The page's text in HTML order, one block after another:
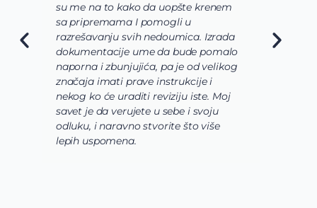
su me na to kako da uopšte krenem
sa pripremama I pomogli u
razrešavanju svih nedoumica. Izrada
dokumentacije ume da bude pomalo
naporna i zbunjujića, pa je od velikog
značaja imati prave instrukcije i
nekog ko će uraditi reviziju iste. Moj
savet je da verujete u sebe i svoju
odluku, i naravno stvorite što više
lepih uspomena.